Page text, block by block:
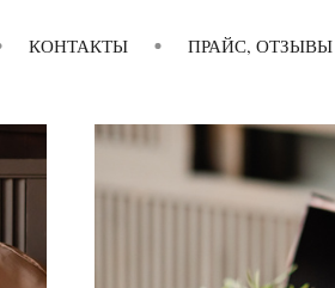
КОНТАКТЫ ПРАЙС, ОТЗЫВЫ